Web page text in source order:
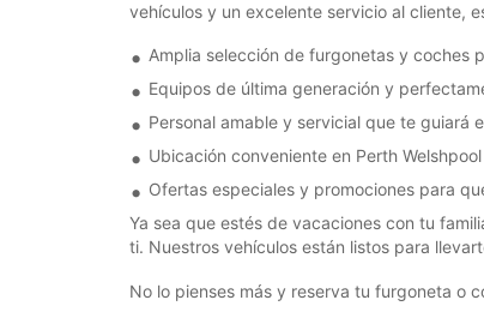
vehículos y un excelente servicio al cliente,
Amplia selección de furgonetas y coches
Equipos de última generación y
Personal amable y servicial que te guiará
Ubicación conveniente en Perth
Ofertas especiales y promociones para
Ya sea que estés de vacaciones con tu
ti. Nuestros vehículos están listos para
No lo pienses más y reserva tu furgoneta o